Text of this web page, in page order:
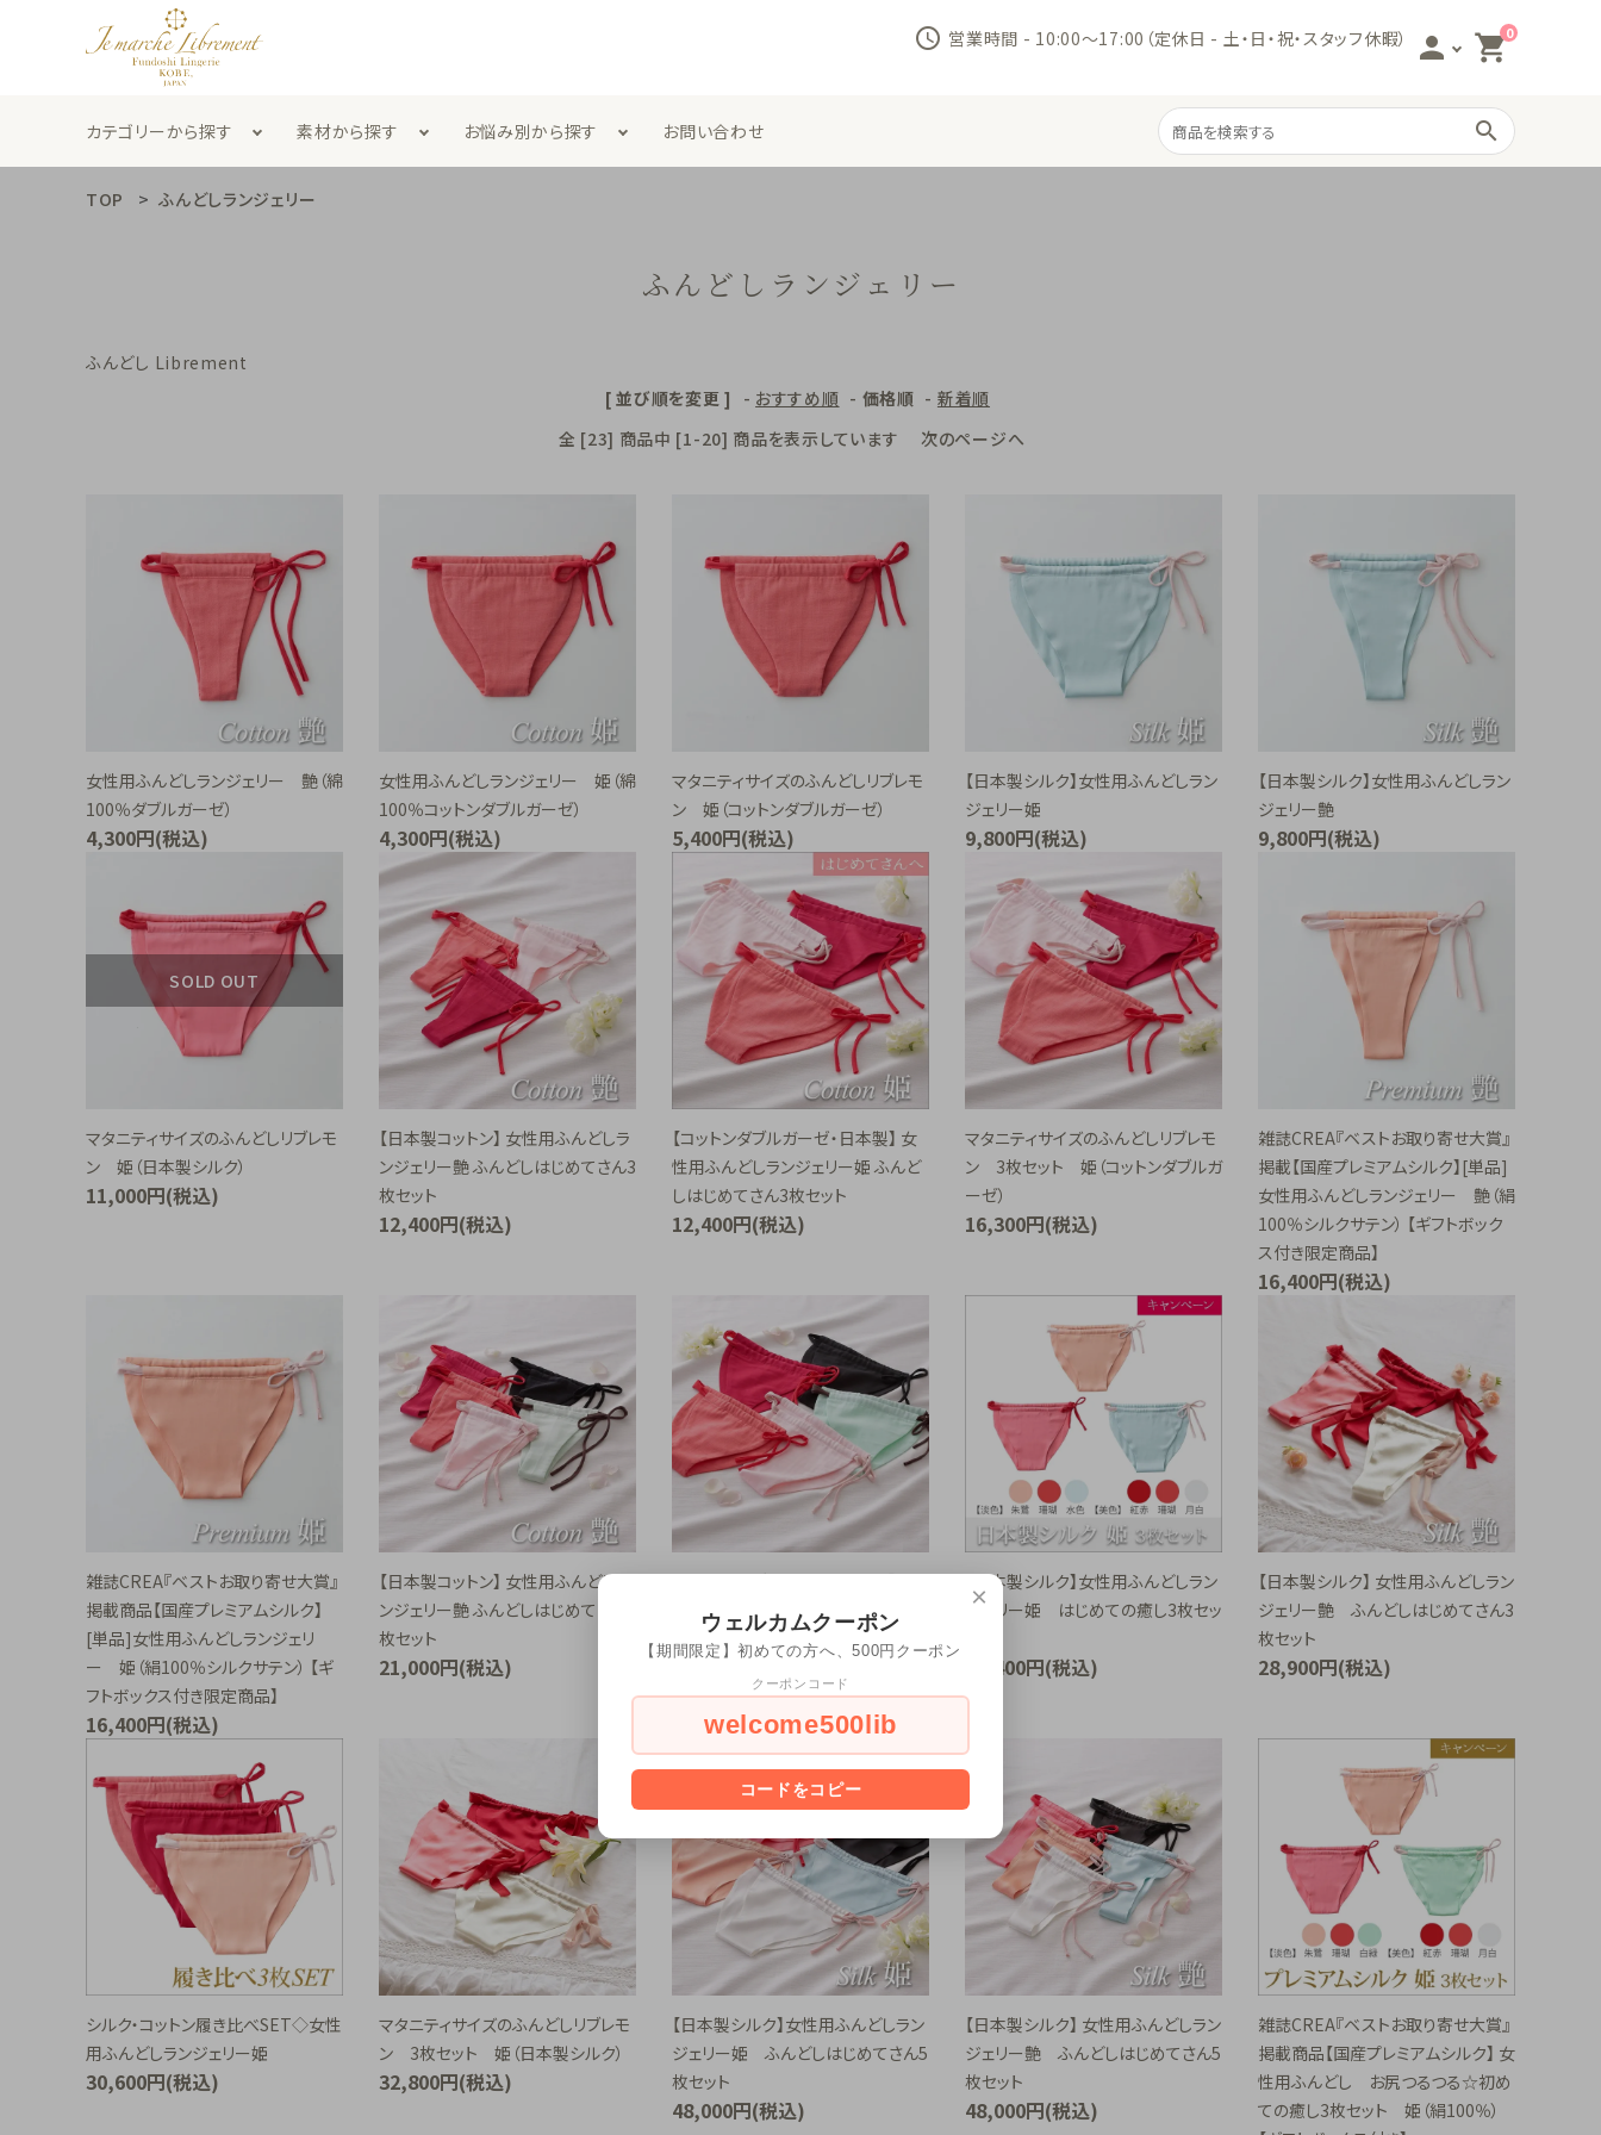
schedule 営業時間 - 10:00～17:00（定休日 - 土・日・祝・スタッフ休暇） person 0
shopping_cart
カテゴリーから探す
バスソルト
腹巻
素材から探す お悩み別から探す お問い合わせ search
お悩み別から探す
特定商取引法について
お問い合わせ
TOP ふんどしランジェリー
ふんどしランジェリー
ふんどし Librement
[ 並び順を変更 ]
- おすすめ順 - 価格順 - 新着順
全 [23] 商品中 [1-20] 商品を表示しています
次のページへ
女性用ふんどしランジェリー 艶（綿
100％ダブルガーゼ）
4,300円(税込)
女性用ふんどしランジェリー 姫（綿
100％コットンダブルガーゼ）
4,300円(税込)
マタニティサイズのふんどしリブレモ
ン 姫（コットンダブルガーゼ）
5,400円(税込)
【日本製シルク】女性用ふんどしラン
ジェリー姫
9,800円(税込)
【日本製シルク】女性用ふんどしラン
ジェリー艶
9,800円(税込)
SOLD OUT
マタニティサイズのふんどしリブレモ
ン 姫（日本製シルク）
11,000円(税込)
【日本製コットン】 女性用ふんどしラ
ンジェリー艶 ふんどしはじめてさん3
枚セット
12,400円(税込)
【コットンダブルガーゼ・日本製】 女
性用ふんどしランジェリー姫 ふんど
しはじめてさん3枚セット
12,400円(税込)
マタニティサイズのふんどしリブレモ
ン 3枚セット 姫（コットンダブルガ
ーゼ）
16,300円(税込)
雑誌CREA『ベストお取り寄せ大賞』
掲載【国産プレミアムシルク】[単品]
女性用ふんどしランジェリー 艶（絹
100％シルクサテン） 【ギフトボック
ス付き限定商品】
16,400円(税込)
雑誌CREA『ベストお取り寄せ大賞』
掲載商品【国産プレミアムシルク】
[単品]女性用ふんどしランジェリ
ー 姫（絹100％シルクサテン） 【ギ
フトボックス付き限定商品】
16,400円(税込)
【日本製コットン】 女性用ふんどしラ
ンジェリー艶 ふんどしはじめてさん5
枚セット
21,000円(税込)
【コットンダブルガーゼ・日本製】 女
性用ふんどしランジェリー姫 ふんど
しはじめてさん5枚セット
21,000円(税込)
【日本製シルク】女性用ふんどしラン
ジェリー姫 はじめての癒し3枚セッ
28,400円(税込)
【日本製シルク】 女性用ふんどしラン
ジェリー艶 ふんどしはじめてさん3
枚セット
28,900円(税込)
シルク・コットン履き比べSET◇女性
用ふんどしランジェリー姫
30,600円(税込)
マタニティサイズのふんどしリブレモ
ン 3枚セット 姫（日本製シルク）
32,800円(税込)
【日本製シルク】女性用ふんどしラン
ジェリー姫 ふんどしはじめてさん5
枚セット
48,000円(税込)
【日本製シルク】 女性用ふんどしラン
ジェリー艶 ふんどしはじめてさん5
枚セット
48,000円(税込)
雑誌CREA『ベストお取り寄せ大賞』
掲載商品【国産プレミアムシルク】 女
性用ふんどし お尻つるつる☆初め
ての癒し3枚セット 姫（絹100％）
×
ウェルカムクーポン
【期間限定】初めての方へ、500円クーポン
クーポンコード
welcome500lib
コードをコピー